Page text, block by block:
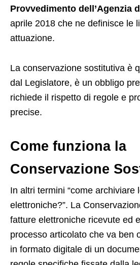
Provvedimento dell’Agenzia
aprile 2018 che ne definisce le
attuazione.
La conservazione sostitutiva è
dal Legislatore, è un obbligo
richiede il rispetto di regole e
precise.
Come funziona la
Conservazione
In altri termini “come archiviare
elettroniche?”. La
fatture elettroniche ricevute ed
processo articolato che va ben
in formato digitale di un